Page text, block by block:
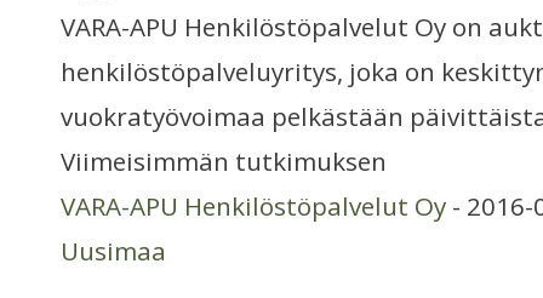
VARA-APU Henkilöstöpalvelut Oy on
henkilöstöpalveluyritys, joka on
vuokratyövoimaa pelkästään
Viimeisimmän tutkimuksen
VARA-APU Henkilöstöpalvelut Oy -
Uusimaa